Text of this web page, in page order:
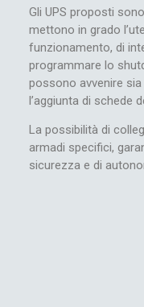
Gli UPS proposti
mettono in grado
funzionamento, di
programmare lo
possono avvenire
l’aggiunta di schede
La possibilità di
armadi specifici,
sicurezza e di